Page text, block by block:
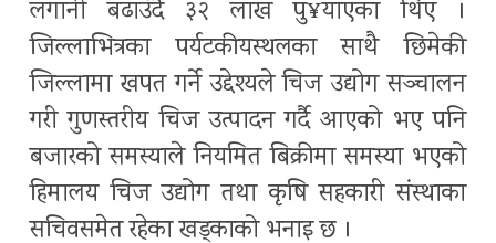
लगानी बढाउँदै ३२ लाख पु¥याएका थिए ।
जिल्लाभित्रका पर्यटकीयस्थलका साथै छिमेकी
जिल्लामा खपत गर्ने उद्देश्यले चिज उद्योग सञ्चालन
गरी गुणस्तरीय चिज उत्पादन गर्दै आएको भए पनि
बजारको समस्याले नियमित बिक्रीमा समस्या भएको
हिमालय चिज उद्योग तथा कृषि सहकारी संस्थाका
सचिवसमेत रहेका खड्काको भनाइ छ ।